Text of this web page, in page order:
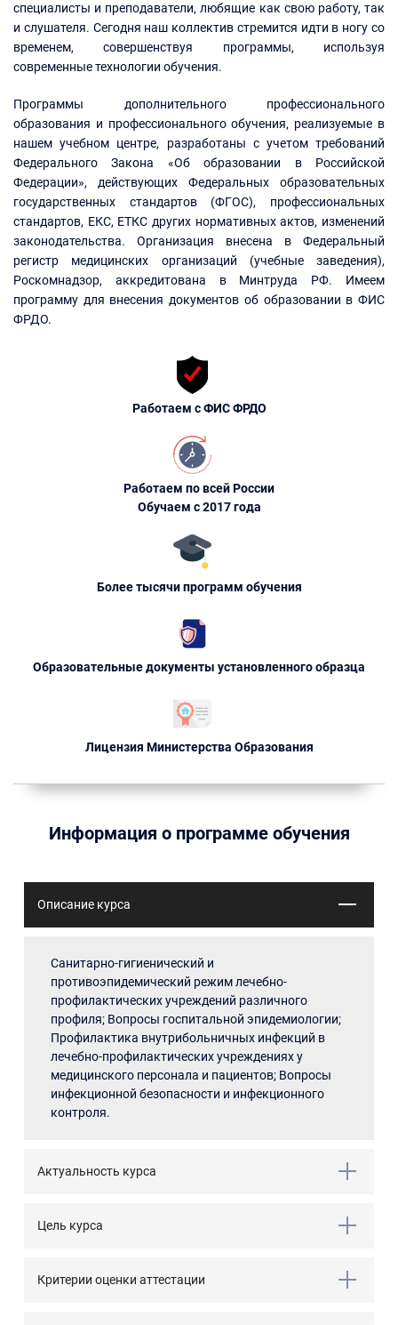
специалисты и преподаватели, любящие как свою работу, так
и слушателя. Сегодня наш коллектив стремится идти в ногу со
временем, совершенствуя программы, используя
современные технологии обучения.
Программы дополнительного профессионального
образования и профессионального обучения, реализуемые в
нашем учебном центре, разработаны с учетом требований
Федерального Закона «Об образовании в Российской
Федерации», действующих Федеральных образовательных
государственных стандартов (ФГОС), профессиональных
стандартов, ЕКС, ЕТКС других нормативных актов, изменений
законодательства. Организация внесена в Федеральный
регистр медицинских организаций (учебные заведения),
Роскомнадзор, аккредитована в Минтруда РФ. Имеем
программу для внесения документов об образовании в ФИС
ФРДО.
Работаем с ФИС ФРДО
Работаем по всей России
Обучаем с 2017 года
Более тысячи программ обучения
Образовательные документы установленного образца
Лицензия Министерства Образования
Информация о программе обучения
Описание курса
Санитарно-гигиенический и
противоэпидемический режим лечебно-
профилактических учреждений различного
профиля; Вопросы госпитальной эпидемиологии;
Профилактика внутрибольничных инфекций в
лечебно-профилактических учреждениях у
медицинского персонала и пациентов; Вопросы
инфекционной безопасности и инфекционного
контроля.
Актуальность курса
Цель курса
Критерии оценки аттестации